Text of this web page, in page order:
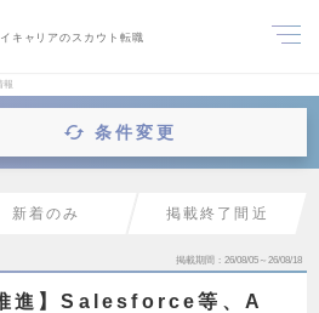
キャリアのスカウト転職
報
条件変更
新着のみ 掲載終了間近
掲載期間 26/08/05～26/08/18
進】Salesforce等、A